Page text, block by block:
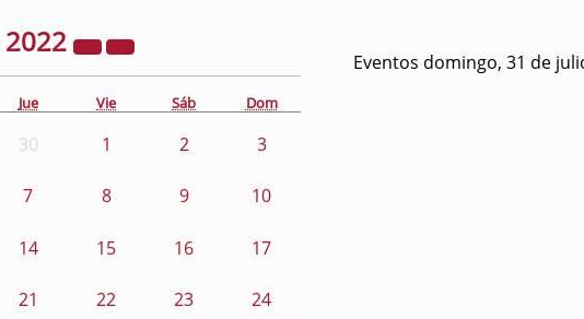
2022
Jue Vie Sáb Dom
30 1 2 3
7 8 9 10
14 15 16 17
21 22 23 24
Eventos domingo, 31 de